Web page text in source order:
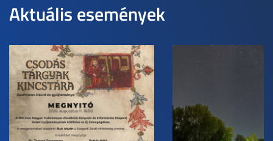
Aktuális események